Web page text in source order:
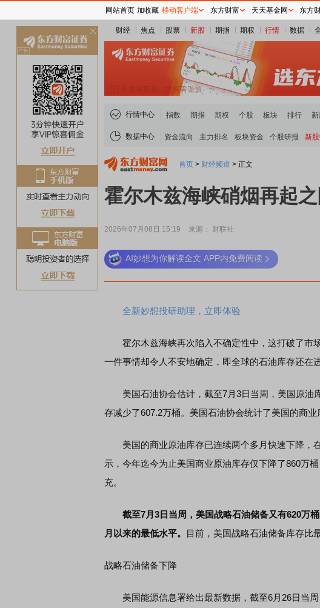
财经 焦点 股票 新股 期指 期权 行情 数据
行情中心 指数 期指 期权 个股 板块 排行
数据中心 资金流向 主力排名 板块资金 个股研报 新
首页 > 财经频道 > 正文
霍尔木兹海峡硝烟再起
2026年07月08日 15:19 来源： 财联社
AI妙想为你解读全文 APP内免费阅读
全新妙想投研助理，立即体验
霍尔木兹海峡再次陷入不确定性中，这打破了市
一件事情却令人不安地确定，即全球的石油库存还在
美国石油协会估计，截至7月3日当周，美国原油
存减少了607.2万桶。美国石油协会统计了美国的商
美国的商业原油库存已连续两个多月快速下降，
示，今年迄今为止美国商业原油库存仅下降了860万
充。
截至7月3日当周，美国战略石油储备又有620万
月以来的最低水平。
目前，美国战略石油储备库存比
战略石油储备下降
美国能源信息署给出最新数据，截至6月26日当周
稀土板块领涨
网站首页 加收藏 移动客户端 东方财富 天天基金网 东方
关